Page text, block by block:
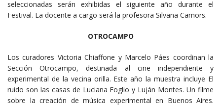
seleccionadas serán exhibidas el siguiente año durante el
Festival. La docente a cargo será la profesora Silvana Camors.
OTROCAMPO
Los curadores Victoria Chiaffone y Marcelo Páes coordinan la
Sección Otrocampo, destinada al cine independiente y
experimental de la vecina orilla. Este año la muestra incluye El
ruido son las casas de Luciana Foglio y Luján Montes. Un filme
sobre la creación de música experimental en Buenos Aires.